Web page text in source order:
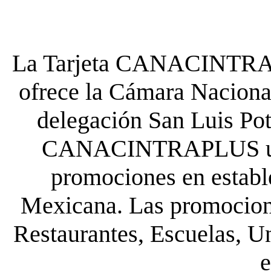
La Tarjeta
ofrece la Cámara
delegación San Luis
CANACINTRAPLUS
promociones en
Mexicana. Las
Restaurantes, Escuelas,